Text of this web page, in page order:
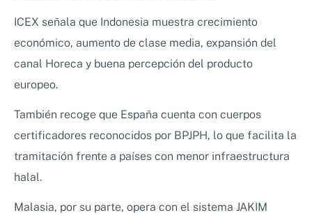
ICEX señala que Indonesia muestra crecimiento
económico, aumento de clase media, expansión del
canal Horeca y buena percepción del producto
europeo.
También recoge que España cuenta con cuerpos
certificadores reconocidos por BPJPH, lo que facilita la
tramitación frente a países con menor infraestructura
halal.
Malasia, por su parte, opera con el sistema JAKIM